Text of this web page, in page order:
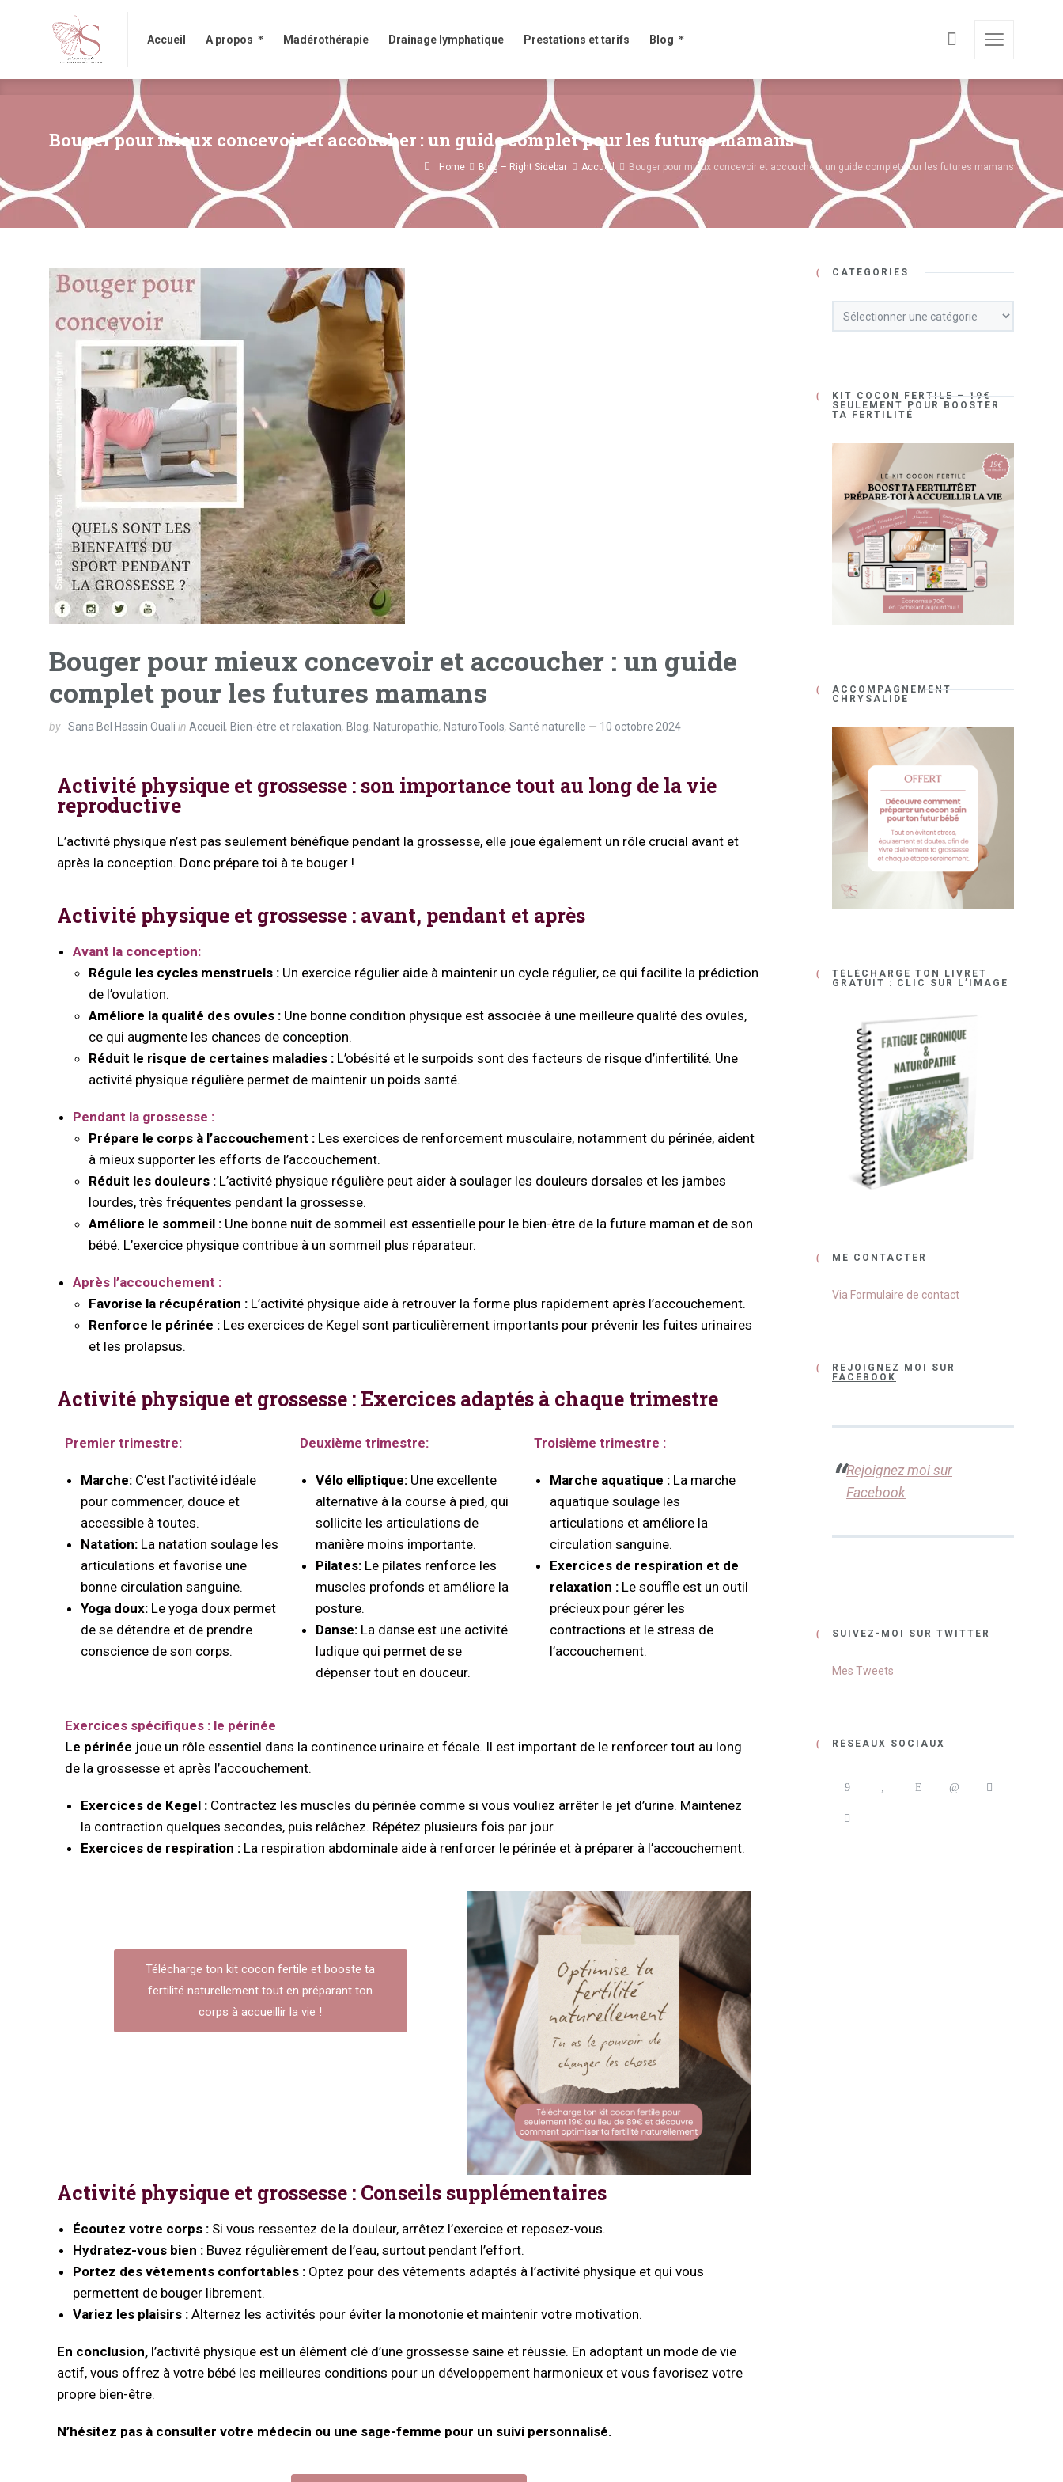
Accueil A propos Madérothérapie Drainage lymphatique Prestations et tarifs Blog
Bouger pour mieux concevoir et accoucher : un guide complet pour les futures mamans
Home Blog – Right Sidebar Accueil Bouger pour mieux concevoir et accoucher : un guide complet pour les futures mamans
Bouger pour mieux concevoir et accoucher : un guide
complet pour les futures mamans
by Sana Bel Hassin Ouali in Accueil , Bien-être et relaxation, Blog, Naturopathie, NaturoTools, Santé naturelle 10 octobre 2024
Activité physique et grossesse : son importance tout au long de la vie
reproductive
L’activité physique n’est pas seulement bénéfique pendant la grossesse, elle joue également un rôle crucial avant et
après la conception. Donc prépare toi à te bouger !
Activité physique et grossesse : avant, pendant et après
Avant la conception:
Régule les cycles menstruels : Un exercice régulier aide à maintenir un cycle régulier, ce qui facilite la prédiction
de l’ovulation.
Améliore la qualité des ovules : Une bonne condition physique est associée à une meilleure qualité des ovules,
ce qui augmente les chances de conception.
Réduit le risque de certaines maladies : L’obésité et le surpoids sont des facteurs de risque d’infertilité. Une
activité physique régulière permet de maintenir un poids santé.
Pendant la grossesse :
Prépare le corps à l’accouchement : Les exercices de renforcement musculaire, notamment du périnée, aident
à mieux supporter les efforts de l’accouchement.
Réduit les douleurs : L’activité physique régulière peut aider à soulager les douleurs dorsales et les jambes
lourdes, très fréquentes pendant la grossesse.
Améliore le sommeil : Une bonne nuit de sommeil est essentielle pour le bien-être de la future maman et de son
bébé. L’exercice physique contribue à un sommeil plus réparateur.
Après l’accouchement :
Favorise la récupération : L’activité physique aide à retrouver la forme plus rapidement après l’accouchement.
Renforce le périnée : Les exercices de Kegel sont particulièrement importants pour prévenir les fuites urinaires
et les prolapsus.
Activité physique et grossesse : Exercices adaptés à chaque trimestre
Premier trimestre:
Marche: C’est l’activité idéale
pour commencer, douce et
accessible à toutes.
Natation: La natation soulage les
articulations et favorise une
bonne circulation sanguine.
Yoga doux: Le yoga doux permet
de se détendre et de prendre
conscience de son corps.
Deuxième trimestre:
Vélo elliptique:Une excellente
alternative à la course à pied, qui
sollicite les articulations de
manière moins importante.
Pilates:Le pilates renforce les
muscles profonds et améliore la
posture.
Danse:La danse est une activité
ludique qui permet de se
dépenser tout en douceur.
Troisième trimestre :
Marche aquatique : La marche
aquatique soulage les
articulations et améliore la
circulation sanguine.
Exercices de respiration et de
relaxation : Le souffle est un outil
précieux pour gérer les
contractions et le stress de
l’accouchement.
Exercices spécifiques : le périnée
Le périnée joue un rôle essentiel dans la continence urinaire et fécale. Il est important de le renforcer tout au long
de la grossesse et après l’accouchement.
Exercices de Kegel : Contractez les muscles du périnée comme si vous vouliez arrêter le jet d’urine. Maintenez
la contraction quelques secondes, puis relâchez. Répétez plusieurs fois par jour.
Exercices de respiration : La respiration abdominale aide à renforcer le périnée et à préparer à l’accouchement.
Télécharge ton kit cocon fertile et booste ta
fertilité naturellement tout en préparant ton
corps à accueillir la vie !
Activité physique et grossesse : Conseils supplémentaires
Écoutez votre corps : Si vous ressentez de la douleur, arrêtez l’exercice et reposez-vous.
Hydratez-vous bien : Buvez régulièrement de l’eau, surtout pendant l’effort.
Portez des vêtements confortables : Optez pour des vêtements adaptés à l’activité physique et qui vous
permettent de bouger librement.
Variez les plaisirs : Alternez les activités pour éviter la monotonie et maintenir votre motivation.
En conclusion, l’activité physique est un élément clé d’une grossesse saine et réussie. En adoptant un mode de vie
actif, vous offrez à votre bébé les meilleures conditions pour un développement harmonieux et vous favorisez votre
propre bien-être.
N’hésitez pas à consulter votre médecin ou une sage-femme pour un suivi personnalisé.
CATÉGORIES
KIT COCON FERTILE – 19€
SEULEMENT POUR BOOSTER
TA FERTILITÉ
ACCOMPAGNEMENT
CHRYSALIDE
TÉLÉCHARGE TON LIVRET
GRATUIT : CLIC SUR L’IMAGE
ME CONTACTER
Via Formulaire de contact
REJOIGNEZ MOI SUR
FACEBOOK
Rejoignez moi sur
Facebook
SUIVEZ-MOI SUR TWITTER
Mes Tweets
RÉSEAUX SOCIAUX